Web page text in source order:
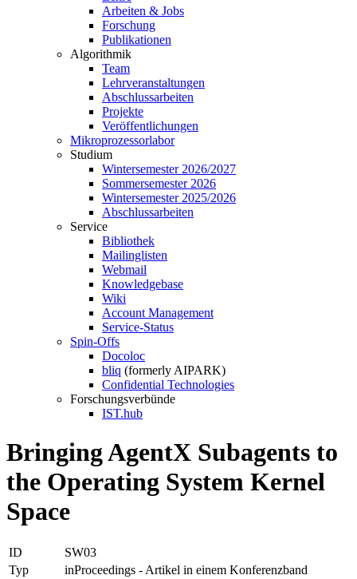
Arbeiten & Jobs
Forschung
Publikationen
Algorithmik
Team
Lehrveranstaltungen
Abschlussarbeiten
Projekte
Veröffentlichungen
Mikroprozessorlabor
Studium
Wintersemester 2026/2027
Sommersemester 2026
Wintersemester 2025/2026
Abschlussarbeiten
Service
Bibliothek
Mailinglisten
Webmail
Knowledgebase
Wiki
Account Management
Service-Status
Spin-Offs
Docoloc
bliq (formerly AIPARK)
Confidential Technologies
Forschungsverbünde
IST.hub
Bringing AgentX Subagents to
the Operating System Kernel
Space
ID
SW03
Typ
inProceedings - Artikel in einem Konferenzband